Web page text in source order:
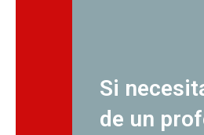
Si
de un